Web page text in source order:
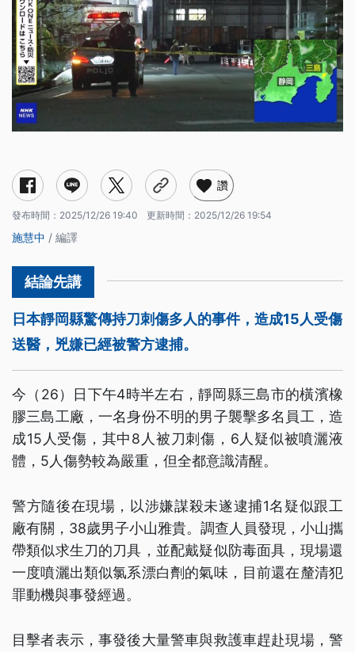
讚
發布時間： 2025/12/26 19:40 更新時間： 2025/12/26 19:54
施慧中 / 編譯
日本靜岡縣驚傳持刀刺傷多人的事件，造成15人受傷
送醫，兇嫌已經被警方逮捕。
今（26）日下午4時半左右，靜岡縣三島市的橫濱橡
膠三島工廠，一名身份不明的男子襲擊多名員工，造
成15人受傷，其中8人被刀刺傷，6人疑似被噴灑液
體，5人傷勢較為嚴重，但全都意識清醒。
警方隨後在現場，以涉嫌謀殺未遂逮捕1名疑似跟工
廠有關，38歲男子小山雅貴。調查人員發現，小山攜
帶類似求生刀的刀具，並配戴疑似防毒面具，現場還
一度噴灑出類似氯系漂白劑的氣味，目前還在釐清犯
罪動機與事發經過。
目擊者表示，事發後大量警車與救護車趕赴現場，警